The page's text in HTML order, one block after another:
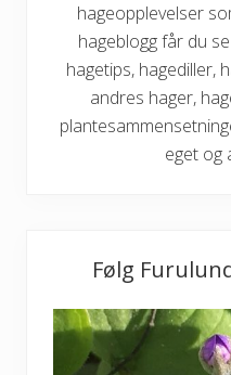
hageopplevelser
hageblogg får du
hagetips, hagediller,
andres hager,
eget og
Følg